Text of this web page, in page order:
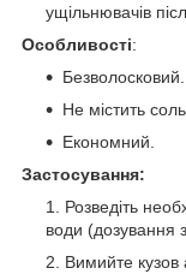
ущільнювачів
Особливості:
Безволосковий.
Не містить
Економний.
Застосування:
Розведіть
води (дозування
Вимийте